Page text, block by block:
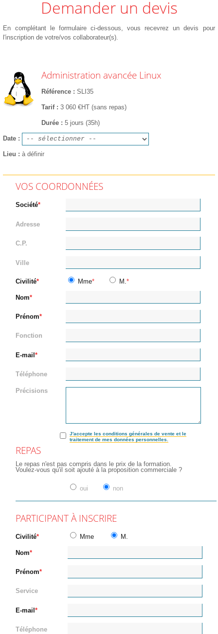
Demander un devis
En complétant le formulaire ci-dessous, vous recevrez un devis pour
l'inscription de votre/vos collaborateur(s).
Administration avancée Linux
Référence SLI35
Tarif 3 060 €HT (sans repas)
Durée 5 jours (35h)
Date
Lieu à définir
VOS COORDONNÉES
Société
Adresse
C.P.
Ville
Civilité Mme M.
Nom
Prénom
Fonction
E-mail
Téléphone
Précisions
J'accepte les conditions générales de vente et le
traitement de mes données personnelles.
REPAS
Le repas n'est pas compris dans le prix de la formation.
Voulez-vous qu'il soit ajouté à la proposition commerciale ?
oui non
PARTICIPANT À INSCRIRE
Civilité Mme M.
Nom
Prénom
Service
E-mail
Téléphone